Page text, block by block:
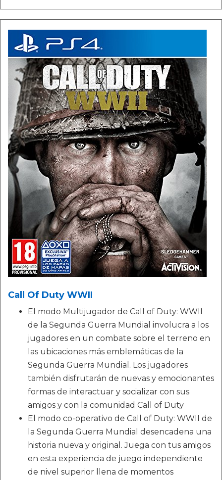
Call Of Duty WWII
El modo Multijugador de Call of Duty: WWII
de la Segunda Guerra Mundial involucra a los
jugadores en un combate sobre el terreno en
las ubicaciones más emblemáticas de la
Segunda Guerra Mundial. Los jugadores
también disfrutarán de nuevas y emocionantes
formas de interactuar y socializar con sus
amigos y con la comunidad Call of Duty
El modo co-operativo de Call of Duty: WWII de
la Segunda Guerra Mundial desencadena una
historia nueva y original. Juega con tus amigos
en esta experiencia de juego independiente
de nivel superior llena de momentos